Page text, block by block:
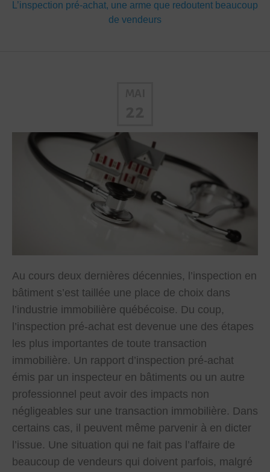
L’inspection pré-achat, une arme que redoutent beaucoup
de vendeurs
Au cours deux dernières décennies, l’inspection en
bâtiment s’est taillée une place de choix dans
l’industrie immobilière québécoise. Du coup,
l’inspection pré-achat est devenue une des étapes
les plus importantes de toute transaction
immobilière. Un rapport d’inspection pré-achat
émis par un inspecteur en bâtiments ou un autre
professionnel peut avoir des impacts non
négligeables sur une transaction immobilière. Dans
certains cas, il peuvent même parvenir à en dicter
l’issue. Une situation qui ne fait pas l’affaire de
beaucoup de vendeurs qui doivent parfois, malgré